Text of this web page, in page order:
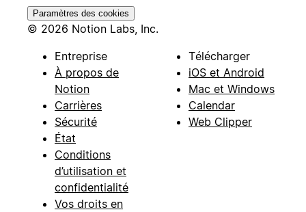
Paramètres des cookies
© 2026 Notion Labs, Inc.
Entreprise
À propos de
Notion
Carrières
Sécurité
État
Conditions
d’utilisation et
confidentialité
Vos droits en
Télécharger
iOS et Android
Mac et Windows
Calendar
Web Clipper